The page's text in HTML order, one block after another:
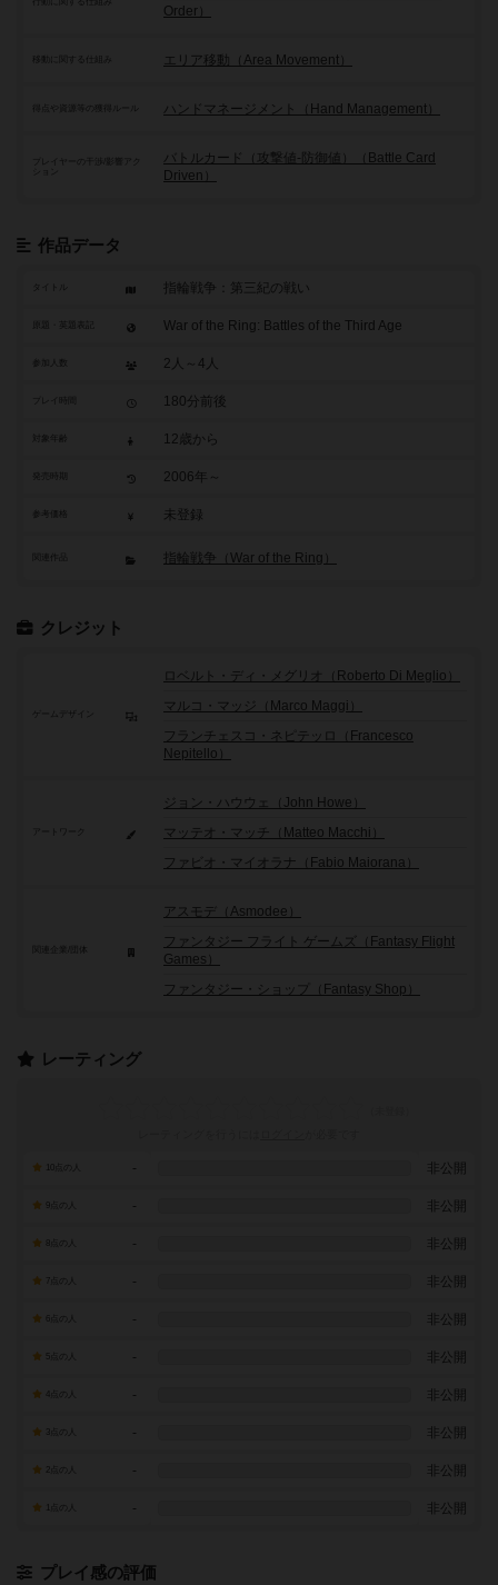
Order）
移動に関する仕組み エリア移動（Area Movement）
ハンドマネージメント（Hand Management）
プレイヤーの干渉/影響アク
バトルカード（攻撃値-防御値）（Battle Card
Driven）
作品データ
タイトル 指輪戦争：第三紀の戦い
War of the Ring: Battles of the Third Age
参加人数 2人～4人
180分前後
12歳から
2006年～
参考価格 未登録
関連作品 指輪戦争（War of the Ring）
クレジット
ゲームデザイン
ロベルト・ディ・メグリオ（Roberto Di Meglio）
マルコ・マッジ（Marco Maggi）
フランチェスコ・ネピテッロ（Francesco
Nepitello）
アートワーク
ジョン・ハウウェ（John Howe）
マッテオ・マッチ（Matteo Macchi）
ファビオ・マイオラナ（Fabio Maiorana）
アスモデ（Asmodee）
ファンタジー フライト ゲームズ（Fantasy Flight
Games）
ファンタジー・ショップ（Fantasy Shop）
レーティング
- 非公開
- 非公開
- 非公開
7点の人 - 非公開
- 非公開
- 非公開
- 非公開
- 非公開
- 非公開
- 非公開
プレイ感の評価